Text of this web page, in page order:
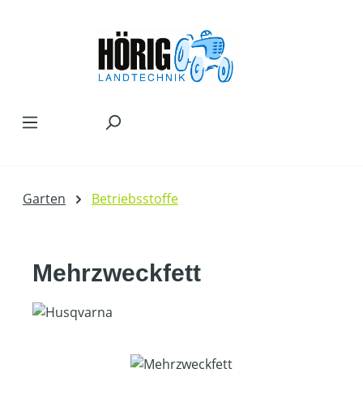
Garten Betriebsstoffe
Mehrzweckfett
Bildergalerie überspringen